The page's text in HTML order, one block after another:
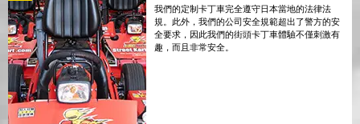
我們的定制卡丁車完全遵守日本當地的法律法
規。此外，我們的公司安全規範超出了警方的安
全要求，因此我們的街頭卡丁車體驗不僅刺激有
趣，而且非常安全。